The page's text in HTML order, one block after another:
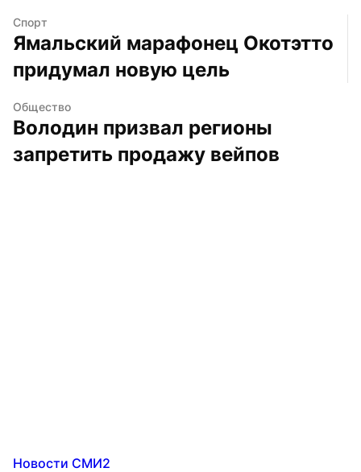
Спорт
Ямальский марафонец Окотэтто
придумал новую цель
Общество
Володин призвал регионы
запретить продажу вейпов
Новости СМИ2